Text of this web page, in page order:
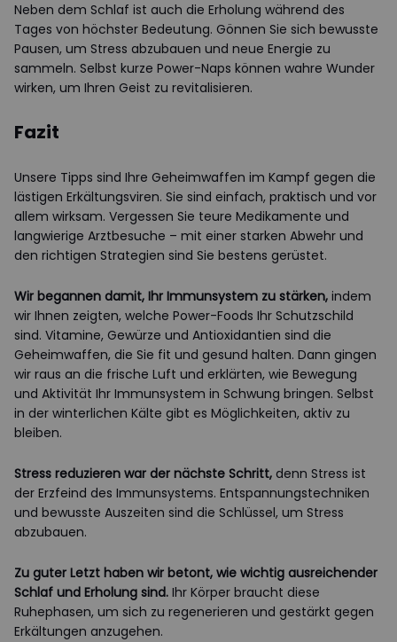
Neben dem Schlaf ist auch die Erholung während des
Tages von höchster Bedeutung. Gönnen Sie sich bewusste
Pausen, um Stress abzubauen und neue Energie zu
sammeln. Selbst kurze Power-Naps können wahre Wunder
wirken, um Ihren Geist zu revitalisieren.
Fazit
Unsere Tipps sind Ihre Geheimwaffen im Kampf gegen die
lästigen Erkältungsviren. Sie sind einfach, praktisch und vor
allem wirksam. Vergessen Sie teure Medikamente und
langwierige Arztbesuche – mit einer starken Abwehr und
den richtigen Strategien sind Sie bestens gerüstet.
Wir begannen damit, Ihr Immunsystem zu stärken, indem
wir Ihnen zeigten, welche Power-Foods Ihr Schutzschild
sind. Vitamine, Gewürze und Antioxidantien sind die
Geheimwaffen, die Sie fit und gesund halten. Dann gingen
wir raus an die frische Luft und erklärten, wie Bewegung
und Aktivität Ihr Immunsystem in Schwung bringen. Selbst
in der winterlichen Kälte gibt es Möglichkeiten, aktiv zu
bleiben.
Stress reduzieren war der nächste Schritt, denn Stress ist
der Erzfeind des Immunsystems. Entspannungstechniken
und bewusste Auszeiten sind die Schlüssel, um Stress
abzubauen.
Zu guter Letzt haben wir betont, wie wichtig ausreichender
Schlaf und Erholung sind. Ihr Körper braucht diese
Ruhephasen, um sich zu regenerieren und gestärkt gegen
Erkältungen anzugehen.